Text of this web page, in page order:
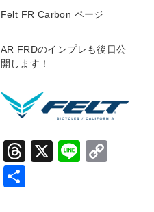
Felt FR Carbon ページ
AR FRDのインプレも後日公
開します！
T
hr
e
X
Li
有